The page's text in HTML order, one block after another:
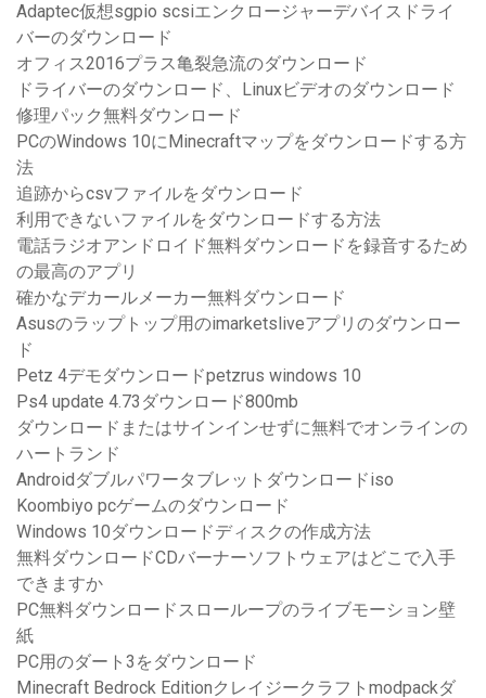
Adaptec仮想sgpio scsiエンクロージャーデバイスドライ
バーのダウンロード
オフィス2016プラス亀裂急流のダウンロード
ドライバーのダウンロード、Linuxビデオのダウンロード
修理パック無料ダウンロード
PCのWindows 10にMinecraftマップをダウンロードする方
法
追跡からcsvファイルをダウンロード
利用できないファイルをダウンロードする方法
電話ラジオアンドロイド無料ダウンロードを録音するため
の最高のアプリ
確かなデカールメーカー無料ダウンロード
Asusのラップトップ用のimarketsliveアプリのダウンロー
ド
Petz 4デモダウンロードpetzrus windows 10
Ps4 update 4.73ダウンロード800mb
ダウンロードまたはサインインせずに無料でオンラインの
ハートランド
Androidダブルパワータブレットダウンロードiso
Koombiyo pcゲームのダウンロード
Windows 10ダウンロードディスクの作成方法
無料ダウンロードCDバーナーソフトウェアはどこで入手
できますか
PC無料ダウンロードスローループのライブモーション壁
紙
PC用のダート3をダウンロード
Minecraft Bedrock Editionクレイジークラフトmodpackダ